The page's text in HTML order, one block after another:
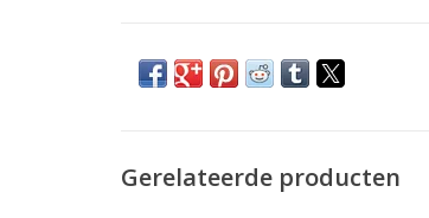
Gerelateerde producten